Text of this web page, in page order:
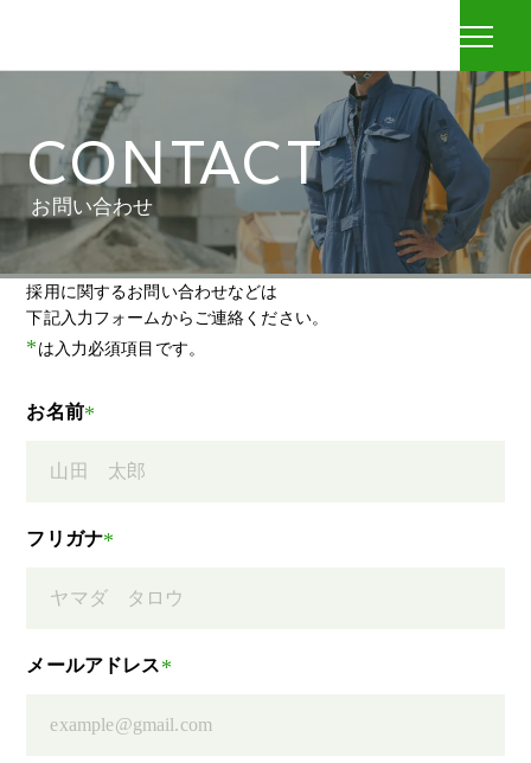
会
幡
建
設
ー
ダ
ル
を
く
CONTACT
お問い合わせ
採用に関するお問い合わせなどは
下記入力フォームからご連絡ください。
*は入力必須項目です。
お名前*
フリガナ*
メールアドレス*